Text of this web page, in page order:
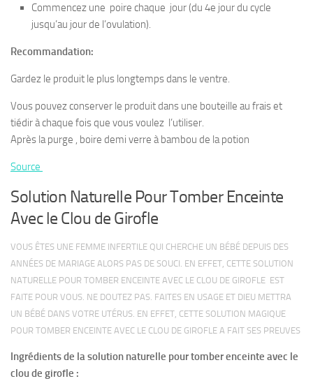
Commencez une poire chaque jour (du 4e jour du cycle
jusqu’au jour de l’ovulation).
Recommandation:
Gardez le produit le plus longtemps dans le ventre.
Vous pouvez conserver le produit dans une bouteille au frais et
tiédir à chaque fois que vous voulez l’utiliser.
Après la purge , boire demi verre à bambou de la potion
Source
Solution Naturelle Pour Tomber Enceinte
Avec le Clou de Girofle
VOUS ÊTES UNE FEMME INFERTILE QUI CHERCHE UN BÉBÉ DEPUIS DES
ANNÉES DE MARIAGE ALORS PAS DE SOUCI. EN EFFET, CETTE SOLUTION
NATURELLE POUR TOMBER ENCEINTE AVEC LE CLOU DE GIROFLE EST
FAITE POUR VOUS. NE DOUTEZ PAS. FAITES EN USAGE ET DIEU METTRA
UN BÉBÉ DANS VOTRE UTÉRUS. EN EFFET, CETTE SOLUTION MAGIQUE
POUR TOMBER ENCEINTE AVEC LE CLOU DE GIROFLE A FAIT SES PREUVES
Ingrédients de la solution naturelle pour tomber enceinte avec le
clou de girofle :